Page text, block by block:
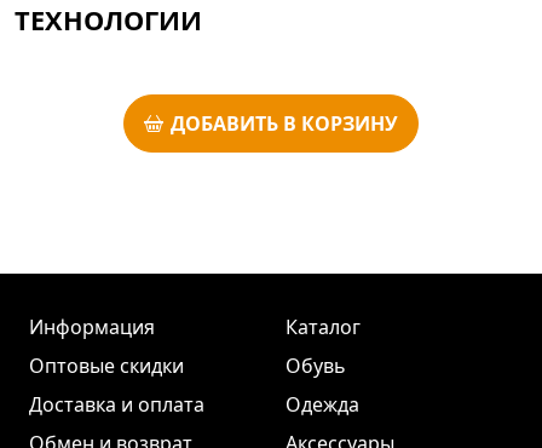
ТЕХНОЛОГИИ
ДОБАВИТЬ В КОРЗИНУ
Информация
Оптовые скидки
Доставка и оплата
Каталог
Обувь
Одежда